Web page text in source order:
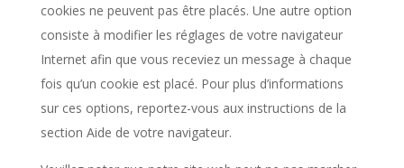
cookies ne peuvent pas être placés. Une autre option
consiste à modifier les réglages de votre navigateur
Internet afin que vous receviez un message à chaque
fois qu’un cookie est placé. Pour plus d’informations
sur ces options, reportez-vous aux instructions de la
section Aide de votre navigateur.